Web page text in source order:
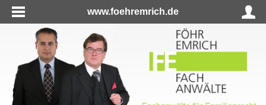
www.foehremrich.de